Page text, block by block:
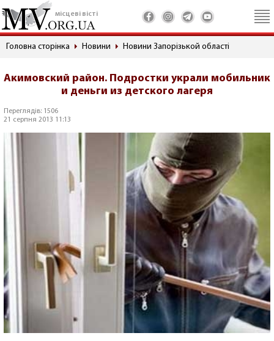
місцеві вісті
Головна сторінка Новини Новини Запорізькой області
Акимовский район. Подростки украли мобильник
и деньги из детского лагеря
Переглядів: 1506
21 серпня 2013 11:13